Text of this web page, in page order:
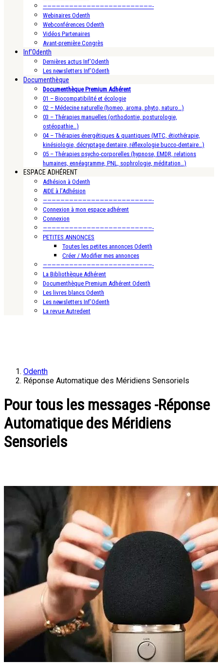
—————————————————————————-
Webinaires Odenth
Webconférences Odenth
Vidéos Partenaires
Avant-première Congrès
Inf’Odenth
Dernières actus Inf’Odenth
Les newsletters Inf’Odenth
Documenthèque
Documenthèque Premium Adhérent
01 – Biocompatibilité et écologie
02 – Médecine naturelle (homeo, aroma, phyto, naturo…)
03 – Thérapies manuelles (orthodontie, posturologie,
ostéopathie…)
04 – Thérapies énergétiques & quantiques (MTC, étiothérapie,
kinésiologie, décryptage dentaire, réflexologie bucco-dentaire…)
05 – Thérapies psycho-corporelles (hypnose, EMDR, relations
humaines, ennéagramme, PNL, sophrologie, méditation…)
ESPACE ADHÉRENT
Adhésion à Odenth
AIDE à l’Adhésion
—————————————————————————-
Connexion à mon espace adhérent
Connexion
—————————————————————————-
PETITES ANNONCES
Toutes les petites annonces Odenth
Créer / Modifier mes annonces
—————————————————————————-
La Bibliothèque Adhérent
Documenthèque Premium Adhérent Odenth
Les livres blancs Odenth
Les newsletters Inf’Odenth
La revue Autredent
Odenth
Réponse Automatique des Méridiens Sensoriels
Pour tous les messages -Réponse
Automatique des Méridiens
Sensoriels